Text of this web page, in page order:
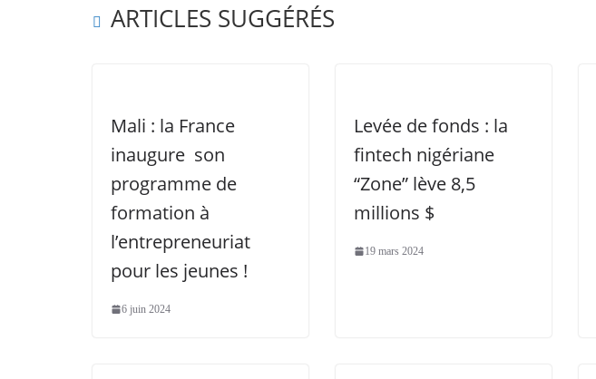
ARTICLES SUGGÉRÉS
Mali : la France
inaugure son
programme de
formation à
l’entrepreneuriat
pour les jeunes !
6 juin 2024
Levée de fonds : la
fintech nigériane
“Zone” lève 8,5
millions $
19 mars 2024